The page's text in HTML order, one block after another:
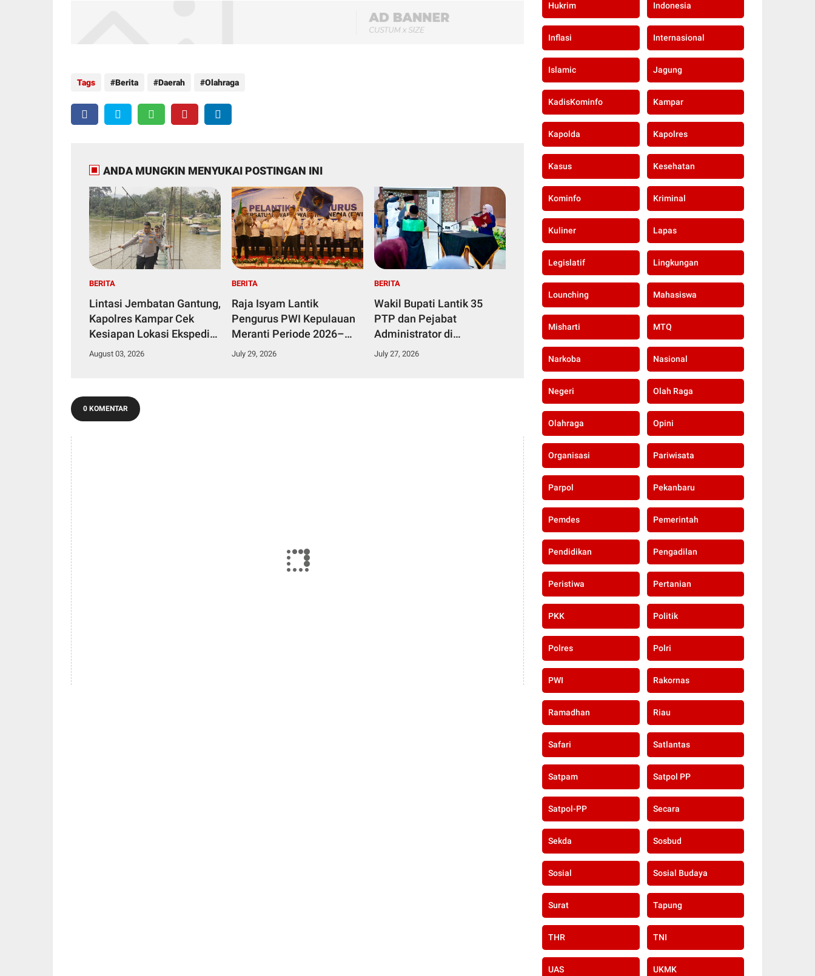
Tags Berita Daerah Olahraga
ANDA MUNGKIN MENYUKAI POSTINGAN INI
BERITA
Lintasi Jembatan Gantung,
Kapolres Kampar Cek
Kesiapan Lokasi Ekspedisi
Merah Putih Presisi
August 03, 2026
BERITA
Raja Isyam Lantik
Pengurus PWI Kepulauan
Meranti Periode 2026–
2029
July 29, 2026
BERITA
Wakil Bupati Lantik 35
PTP dan Pejabat
Administrator di
Lingkungan Pemkab
July 27, 2026
0 KOMENTAR
Hukrim Indonesia
Inflasi Internasional
Islamic Jagung
KadisKominfo Kampar
Kapolda Kapolres
Kasus Kesehatan
Kominfo Kriminal
Kuliner Lapas
Legislatif Lingkungan
Lounching Mahasiswa
Misharti MTQ
Narkoba Nasional
Negeri Olah Raga
Olahraga Opini
Organisasi Pariwisata
Parpol Pekanbaru
Pemdes Pemerintah
Pendidikan Pengadilan
Peristiwa Pertanian
PKK Politik
Polres Polri
PWI Rakornas
Ramadhan Riau
Safari Satlantas
Satpam Satpol PP
Satpol-PP Secara
Sekda Sosbud
Sosial Sosial Budaya
Surat Tapung
THR TNI
UAS UKMK